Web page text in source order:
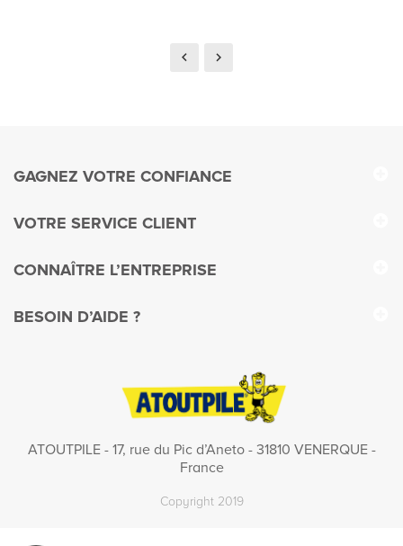
GAGNEZ VOTRE CONFIANCE
VOTRE SERVICE CLIENT
CONNAÎTRE L’ENTREPRISE
BESOIN D’AIDE ?
ATOUTPILE - 17, rue du Pic d’Aneto - 31810 VENERQUE -
France
Copyright 2019